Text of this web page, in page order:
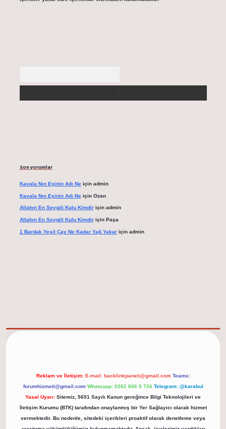
Son yorumlar
Kavala Nın Eşinin Adı Neiçin admin
Kavala Nın Eşinin Adı Neiçin Ozan
Allahın En Sevgili Kulu Kimdiriçin admin
Allahın En Sevgili Kulu Kimdiriçin Paşa
1 Bardak Yeşil Çay Ne Kadar Yağ Yakariçin admin
Reklam ve İletişim: E-mail: backlinkpaneli@gmail.com Teams:
forumhizmeti@gmail.com Whatsapp: 0262 606 0 726 Telegram: @karabul
Yasal Uyarı: Sitemiz, 5651 Sayılı Kanun gereğince Bilgi Teknolojileri ve
İletişim Kurumu (BTK) tarafından onaylanmış bir Yer Sağlayıcı olarak hizmet
vermektedir. Bu nedenle, sitedeki içerikleri proaktif olarak denetleme veya